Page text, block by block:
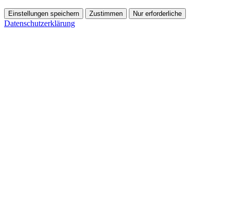
Einstellungen speichern Zustimmen Nur erforderliche
Datenschutzerklärung